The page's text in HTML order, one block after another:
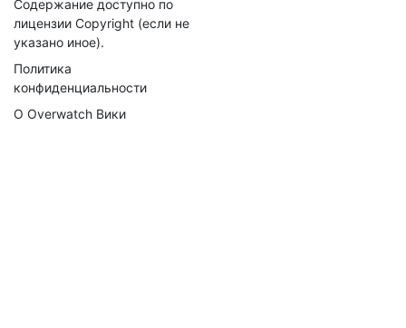
Содержание доступно по
лицензии Copyright (если не
указано иное).
Политика
конфиденциальности
О Overwatch Вики